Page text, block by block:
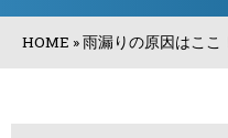
HOME »雨漏りの原因はここ